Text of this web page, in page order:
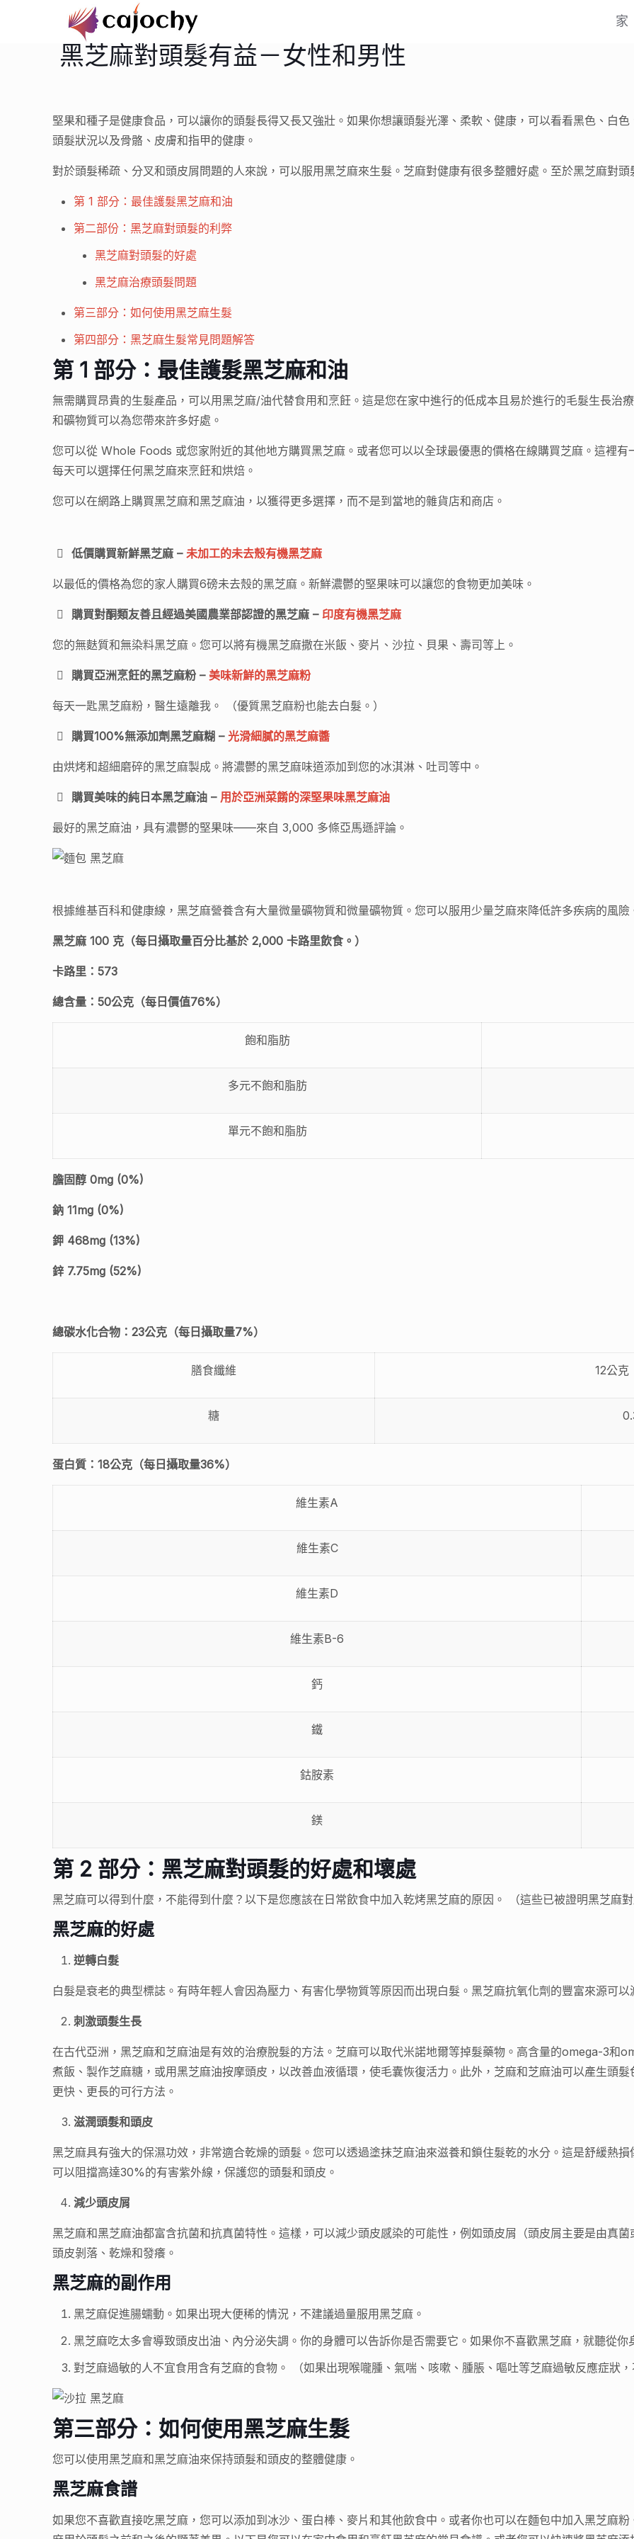
家
黑芝麻對頭髮有益－女性和男性
堅果和種子是健康食品，可以讓你的頭髮長得又長又強壯。如果你想讓頭髮光澤、柔軟、健康，可以看看黑色、白
頭髮狀況以及骨骼、皮膚和指甲的健康。
對於頭髮稀疏、分叉和頭皮屑問題的人來說，可以服用黑芝麻來生髮。芝麻對健康有很多整體好處。至於黑芝麻對
第 1 部分：最佳護髮黑芝麻和油
第二部份：黑芝麻對頭髮的利弊
黑芝麻對頭髮的好處
黑芝麻治療頭髮問題
第三部分：如何使用黑芝麻生髮
第四部分：黑芝麻生髮常見問題解答
第 1 部分：最佳護髮黑芝麻和油
無需購買昂貴的生髮產品，可以用黑芝麻/油代替食用和烹飪。這是您在家中進行的低成本且易於進行的毛髮生長治
和礦物質可以為您帶來許多好處。
您可以從 Whole Foods 或您家附近的其他地方購買黑芝麻。或者您可以以全球最優惠的價格在線購買芝麻。這裡
每天可以選擇任何黑芝麻來烹飪和烘焙。
您可以在網路上購買黑芝麻和黑芝麻油，以獲得更多選擇，而不是到當地的雜貨店和商店。
低價購買新鮮黑芝麻 –未加工的未去殼有機黑芝麻
以最低的價格為您的家人購買6磅未去殼的黑芝麻。新鮮濃鬱的堅果味可以讓您的食物更加美味。
購買對酮類友善且經過美國農業部認證的黑芝麻 – 印度有機黑芝麻
您的無麩質和無染料黑芝麻。您可以將有機黑芝麻撒在米飯、麥片、沙拉、貝果、壽司等上。
購買亞洲烹飪的黑芝麻粉 – 美味新鮮的黑芝麻粉
每天一匙黑芝麻粉，醫生遠離我。 （優質黑芝麻粉也能去白髮。）
購買100%無添加劑黑芝麻糊 –光滑細膩的黑芝麻醬
由烘烤和超細磨碎的黑芝麻製成。將濃鬱的黑芝麻味道添加到您的冰淇淋、吐司等中。
購買美味的純日本黑芝麻油 – 用於亞洲菜餚的深堅果味黑芝麻油
最好的黑芝麻油，具有濃鬱的堅果味——來自 3,000 多條亞馬遜評論。
根據維基百科和健康線，黑芝麻營養含有大量微量礦物質和微量礦物質。您可以服用少量芝麻來降低許多疾病的風險
黑芝麻 100 克（每日攝取量百分比基於 2,000 卡路里飲食。）
卡路里：573
總含量：50公克（每日價值76%）
飽和脂肪
多元不飽和脂肪
單元不飽和脂肪
膽固醇 0mg (0%)
鈉 11mg (0%)
鉀 468mg (13%)
鋅 7.75mg (52%)
總碳水化合物：23公克（每日攝取量7%）
膳食纖維 12公
糖
蛋白質：18公克（每日攝取量36%）
維生素A
維生素C
維生素D
維生素B-6
鈣
鐵
鈷胺素
鎂
第 2 部分：黑芝麻對頭髮的好處和壞處
黑芝麻可以得到什麼，不能得到什麼？以下是您應該在日常飲食中加入乾烤黑芝麻的原因。 （這些已被證明黑芝麻
黑芝麻的好處
逆轉白髮
白髮是衰老的典型標誌。有時年輕人會因為壓力、有害化學物質等原因而出現白髮。黑芝麻抗氧化劑的豐富來源可
刺激頭髮生長
在古代亞洲，黑芝麻和芝麻油是有效的治療脫髮的方法。芝麻可以取代米諾地爾等掉髮藥物。高含量的omega-3和
煮飯、製作芝麻糖，或用黑芝麻油按摩頭皮，以改善血液循環，使毛囊恢復活力。此外，芝麻和芝麻油可以產生頭
更快、更長的可行方法。
滋潤頭髮和頭皮
黑芝麻具有強大的保濕功效，非常適合乾燥的頭髮。您可以透過塗抹芝麻油來滋養和鎖住髮乾的水分。這是舒緩熱
可以阻擋高達30%的有害紫外線，保護您的頭髮和頭皮。
減少頭皮屑
黑芝麻和黑芝麻油都富含抗菌和抗真菌特性。這樣，可以減少頭皮感染的可能性，例如頭皮屑（頭皮屑主要是由真
頭皮剝落、乾燥和發癢。
黑芝麻的副作用
黑芝麻促進腸蠕動。如果出現大便稀的情況，不建議過量服用黑芝麻。
黑芝麻吃太多會導致頭皮出油、內分泌失調。你的身體可以告訴你是否需要它。如果你不喜歡黑芝麻，就聽從你
對芝麻過敏的人不宜食用含有芝麻的食物。 （如果出現喉嚨腫、氣喘、咳嗽、腫脹、嘔吐等芝麻過敏反應症狀
第三部分：如何使用黑芝麻生髮
您可以使用黑芝麻和黑芝麻油來保持頭髮和頭皮的整體健康。
黑芝麻食譜
如果您不喜歡直接吃黑芝麻，您可以添加到冰沙、蛋白棒、麥片和其他飲食中。或者你也可以在麵包中加入黑芝麻